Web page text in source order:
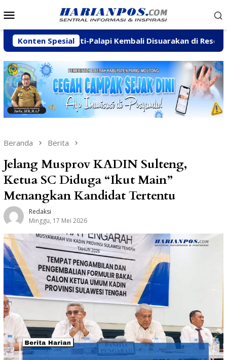
ke
Mobile
Konten Spesial
Palapi Kembali Disuarakan di Reses Mastulah
Beranda Berita
Jelang Musprov KADIN Sulteng,
Ketua SC Diduga “Ikut Main”
Menangkan Kandidat Tertentu
Redaksi
Minggu, 17 Mei 2026